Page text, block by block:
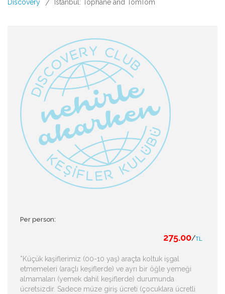
Discovery
/ Istanbul: Tophane and TomTom
Per person:
275.00/TL
*Küçük kaşiflerimiz (00-10 yaş) araçta koltuk işgal
etmemeleri (araçlı keşiflerde) ve ayrı bir öğle yemeği
almamaları (yemek dahil keşiflerde) durumunda
ücretsizdir. Sadece müze giriş ücreti (çocuklara ücretli